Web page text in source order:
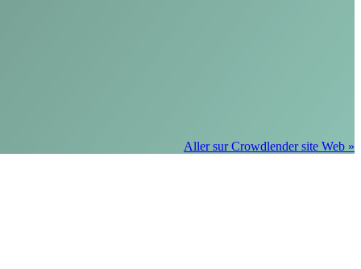
Aller sur Crowdlender site Web »